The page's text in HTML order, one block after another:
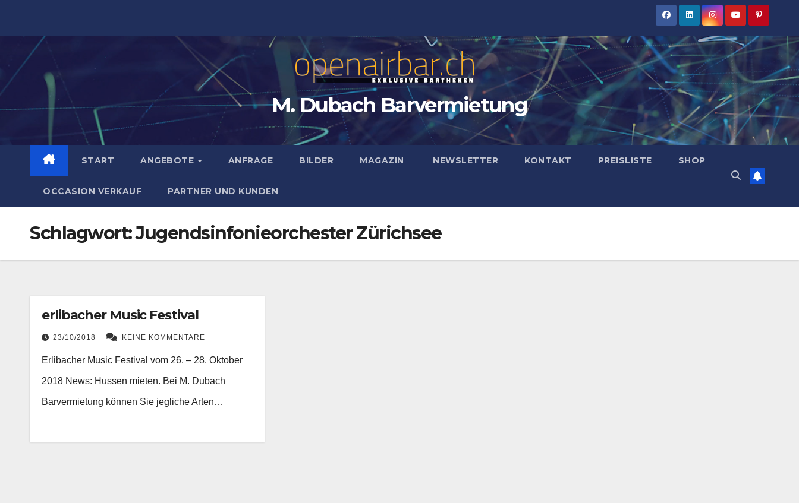
M. Dubach Barvermietung
START ANGEBOTE ANFRAGE BILDER MAGAZIN NEWSLETTER KONTAKT PREISLISTE SHOP
OCCASION VERKAUF PARTNER UND KUNDEN
Schlagwort:Jugendsinfonieorchester Zürichsee
erlibacher Music Festival
23/10/2018 KEINE KOMMENTARE
Erlibacher Music Festival vom 26. – 28. Oktober
2018 News: Hussen mieten. Bei M. Dubach
Barvermietung können Sie jegliche Arten…